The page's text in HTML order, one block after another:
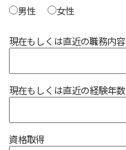
男性
女性
現在もしくは直近の職務内容
現在もしくは直近の経験年数
資格取得